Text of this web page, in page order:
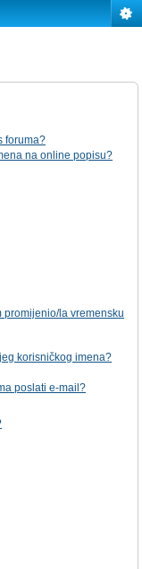
foruma?
na online popisu?
promijenio/la vremensku
korisničkog imena?
poslati e-mail?